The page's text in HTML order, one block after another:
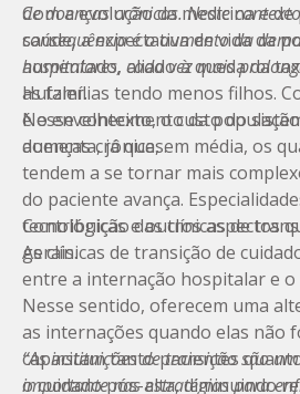
de doenças crônicas. Neste
consequência é o aumento da
hospitalares, cada vez mais
Hutzler.
Com a evolução da medicina e
saúde, a expectativa de vida da
aumentado, aliado à queda da
as famílias tendo menos filhos.
é o envelhecimento da
doenças crônicas.
Nesse contexto, o custo do
aumenta, já que, em média, os
tendem a se tornar mais
do paciente avança.
tecnológicas e outros aspectos
gerais.
Contribuição das clínicas de
As clínicas de transição de
entre a internação hospitalar e
Nesse sentido, oferecem uma
as internações quando elas não
capacitam tanto pacientes
o cuidado pós-alta, diminuindo
“As instituições de transição são
importante nas estratégias para